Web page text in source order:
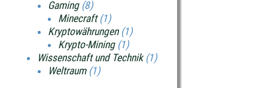
Gaming(8)
Minecraft(1)
Kryptowährungen(1)
Krypto-Mining(1)
Wissenschaft und Technik(1)
Weltraum(1)